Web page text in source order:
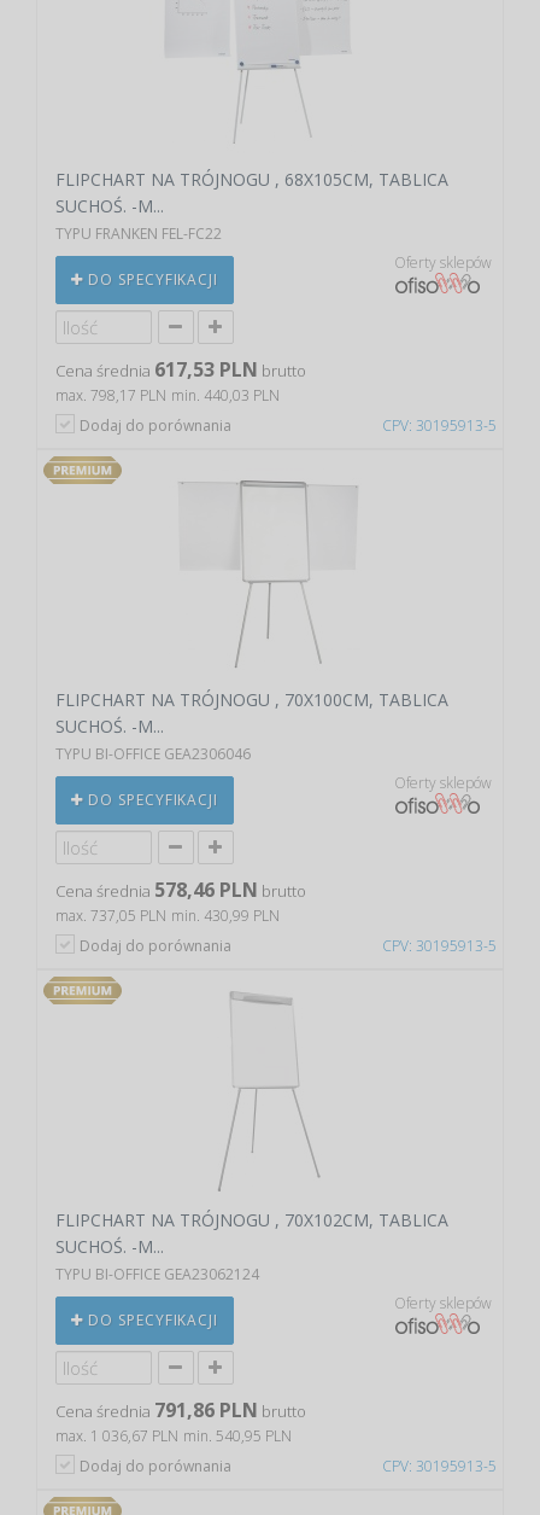
CPV: 30195913-5
FLIPCHART NA TRÓJNOGU , 68X105CM, TABLICA
SUCHOŚ. -M...
TYPU FRANKEN FEL-FC22
DO SPECYFIKACJI
Oferty sklepów
Cena średnia 617,53 PLN brutto
max. 798,17 PLN min. 440,03 PLN
Dodaj do porównania
CPV: 30195913-5
FLIPCHART NA TRÓJNOGU , 70X100CM, TABLICA
SUCHOŚ. -M...
TYPU BI-OFFICE GEA2306046
DO SPECYFIKACJI
Oferty sklepów
Cena średnia 578,46 PLN brutto
max. 737,05 PLN min. 430,99 PLN
Dodaj do porównania
CPV: 30195913-5
FLIPCHART NA TRÓJNOGU , 70X102CM, TABLICA
SUCHOŚ. -M...
TYPU BI-OFFICE GEA23062124
DO SPECYFIKACJI
Oferty sklepów
Cena średnia 791,86 PLN brutto
max. 1 036,67 PLN min. 540,95 PLN
Dodaj do porównania